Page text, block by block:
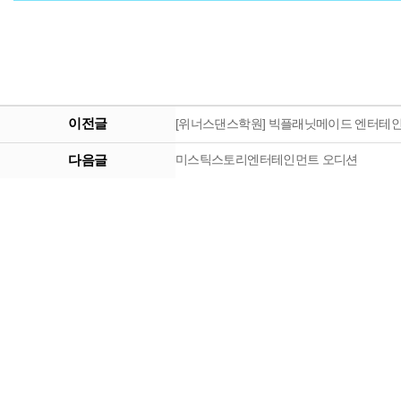
이전글 [위너스댄스학원] 빅플래닛메이드 엔터테
다음글 미스틱스토리엔터테인먼트 오디션